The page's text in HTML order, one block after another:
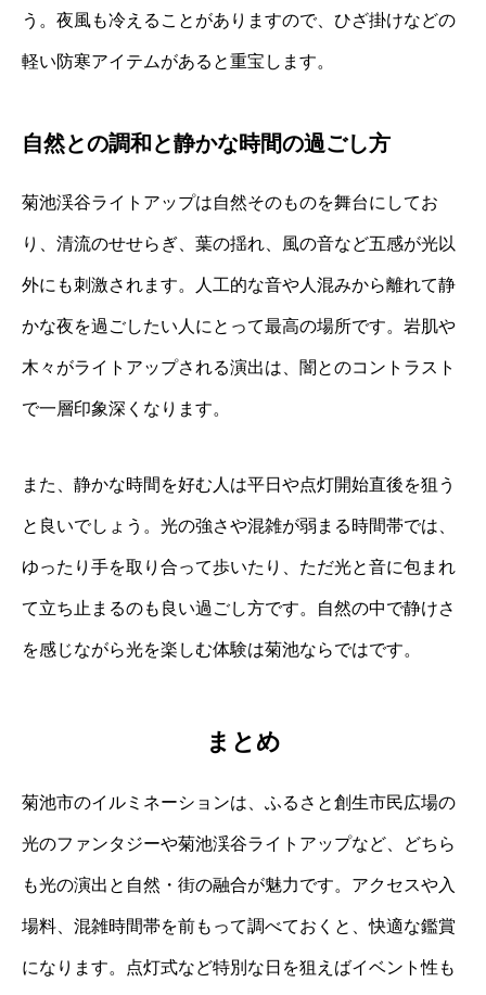
う。夜風も冷えることがありますので、ひざ掛けなどの
軽い防寒アイテムがあると重宝します。
自然との調和と静かな時間の過ごし方
菊池渓谷ライトアップは自然そのものを舞台にしてお
り、清流のせせらぎ、葉の揺れ、風の音など五感が光以
外にも刺激されます。人工的な音や人混みから離れて静
かな夜を過ごしたい人にとって最高の場所です。岩肌や
木々がライトアップされる演出は、闇とのコントラスト
で一層印象深くなります。
また、静かな時間を好む人は平日や点灯開始直後を狙う
と良いでしょう。光の強さや混雑が弱まる時間帯では、
ゆったり手を取り合って歩いたり、ただ光と音に包まれ
て立ち止まるのも良い過ごし方です。自然の中で静けさ
を感じながら光を楽しむ体験は菊池ならではです。
まとめ
菊池市のイルミネーションは、ふるさと創生市民広場の
光のファンタジーや菊池渓谷ライトアップなど、どちら
も光の演出と自然・街の融合が魅力です。アクセスや入
場料、混雑時間帯を前もって調べておくと、快適な鑑賞
になります。点灯式など特別な日を狙えばイベント性も